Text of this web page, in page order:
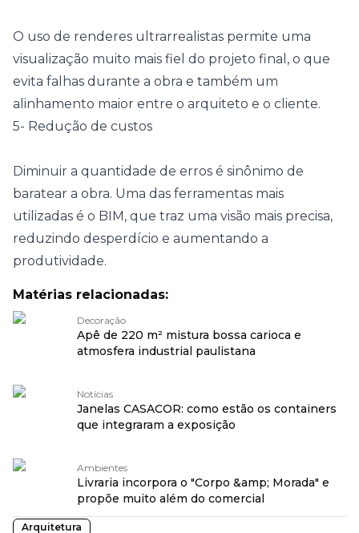
O uso de renderes ultrarrealistas permite uma
visualização muito mais fiel do projeto final, o que
evita falhas durante a obra e também um
alinhamento maior entre o arquiteto e o cliente.
5- Redução de custos
Diminuir a quantidade de erros é sinônimo de
baratear a obra. Uma das ferramentas mais
utilizadas é o BIM, que traz uma visão mais precisa,
reduzindo desperdício e aumentando a
produtividade.
Matérias relacionadas:
Decoração
Apê de 220 m² mistura bossa carioca e
atmosfera industrial paulistana
Notícias
Janelas CASACOR: como estão os containers
que integraram a exposição
Ambientes
Livraria incorpora o "Corpo &amp; Morada" e
propõe muito além do comercial
Arquitetura